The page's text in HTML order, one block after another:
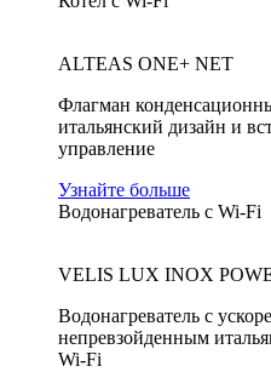
ALTEAS ONE+ NET
Флагман
итальянский дизайн и
управление
Узнайте больше
Водонагреватель с Wi-Fi
VELIS LUX INOX
Водонагреватель с
непревзойденным
Wi-Fi